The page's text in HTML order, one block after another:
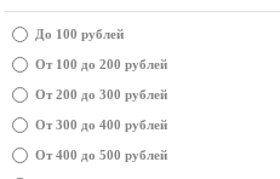
До 100 рублей
От 100 до 200 рублей
От 200 до 300 рублей
От 300 до 400 рублей
От 400 до 500 рублей